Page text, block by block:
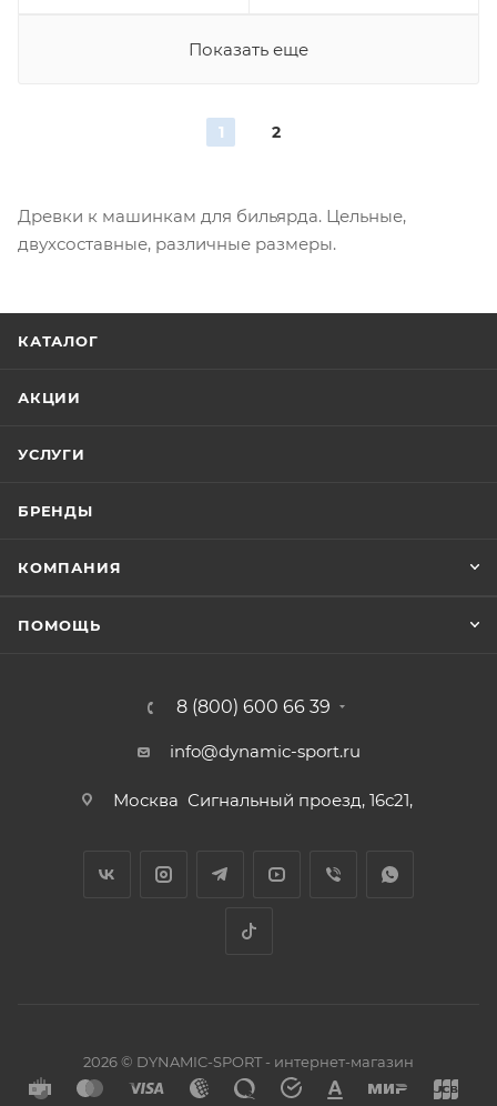
Показать еще
1 2
Древки к машинкам для бильярда. Цельные,
двухсоставные, различные размеры.
КАТАЛОГ
АКЦИИ
УСЛУГИ
БРЕНДЫ
КОМПАНИЯ
ПОМОЩЬ
8 (800) 600 66 39
info@dynamic-sport.ru
Москва Сигнальный проезд, 16с21,
2026 © DYNAMIC-SPORT - интернет-магазин